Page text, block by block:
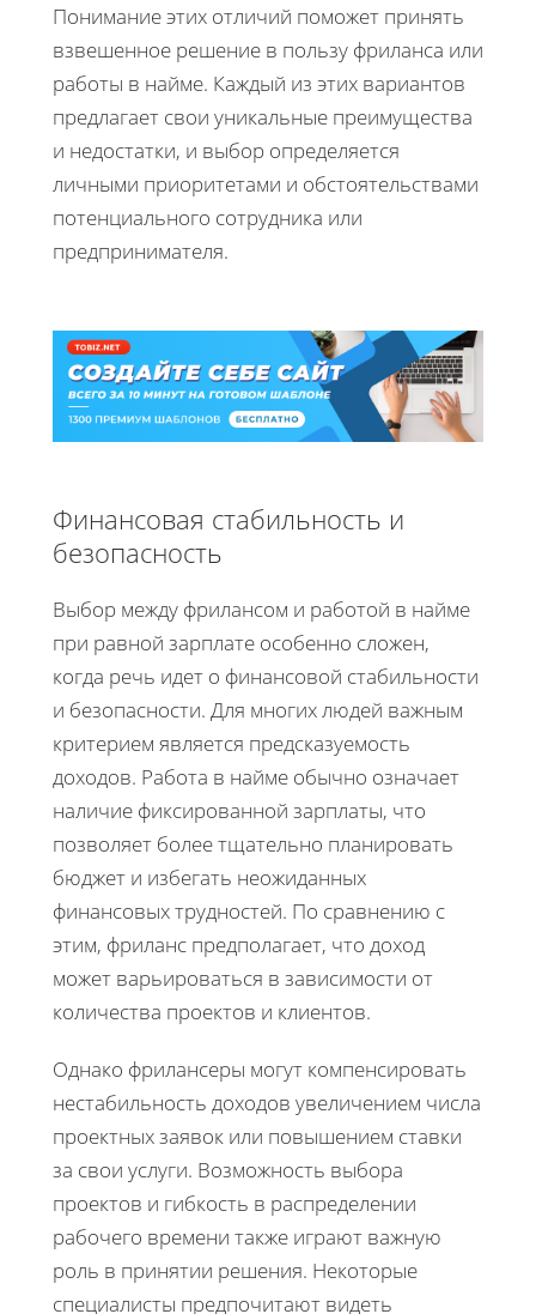
Понимание этих отличий поможет принять
взвешенное решение в пользу фриланса или
работы в найме. Каждый из этих вариантов
предлагает свои уникальные преимущества
и недостатки, и выбор определяется
личными приоритетами и обстоятельствами
потенциального сотрудника или
предпринимателя.
Финансовая стабильность и
безопасность
Выбор между фрилансом и работой в найме
при равной зарплате особенно сложен,
когда речь идет о финансовой стабильности
и безопасности. Для многих людей важным
критерием является предсказуемость
доходов. Работа в найме обычно означает
наличие фиксированной зарплаты, что
позволяет более тщательно планировать
бюджет и избегать неожиданных
финансовых трудностей. По сравнению с
этим, фриланс предполагает, что доход
может варьироваться в зависимости от
количества проектов и клиентов.
Однако фрилансеры могут компенсировать
нестабильность доходов увеличением числа
проектных заявок или повышением ставки
за свои услуги. Возможность выбора
проектов и гибкость в распределении
рабочего времени также играют важную
роль в принятии решения. Некоторые
специалисты предпочитают видеть